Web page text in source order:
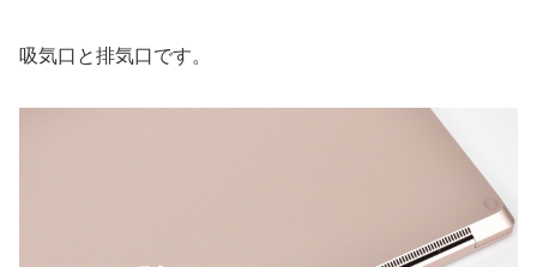
吸気口と排気口です。